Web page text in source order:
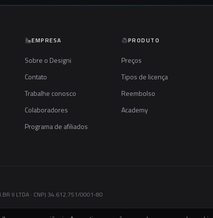
EMPRESA
Sobre o Designi
Contato
Trabalhe conosco
Colaboradores
Programa de afiliados
PRODUTO
Preços
Tipos de licença
Reembolso
Academy
II LTDA · CNPJ 34.612.751/0001-80